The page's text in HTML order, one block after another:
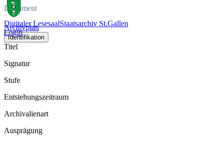
Digitaler LesesaalStaatsarchiv St.Gallen
Login
Dokument
Archivplan
Identifikation
Titel
Signatur
Stufe
Entstehungszeitraum
Archivalienart
Ausprägung